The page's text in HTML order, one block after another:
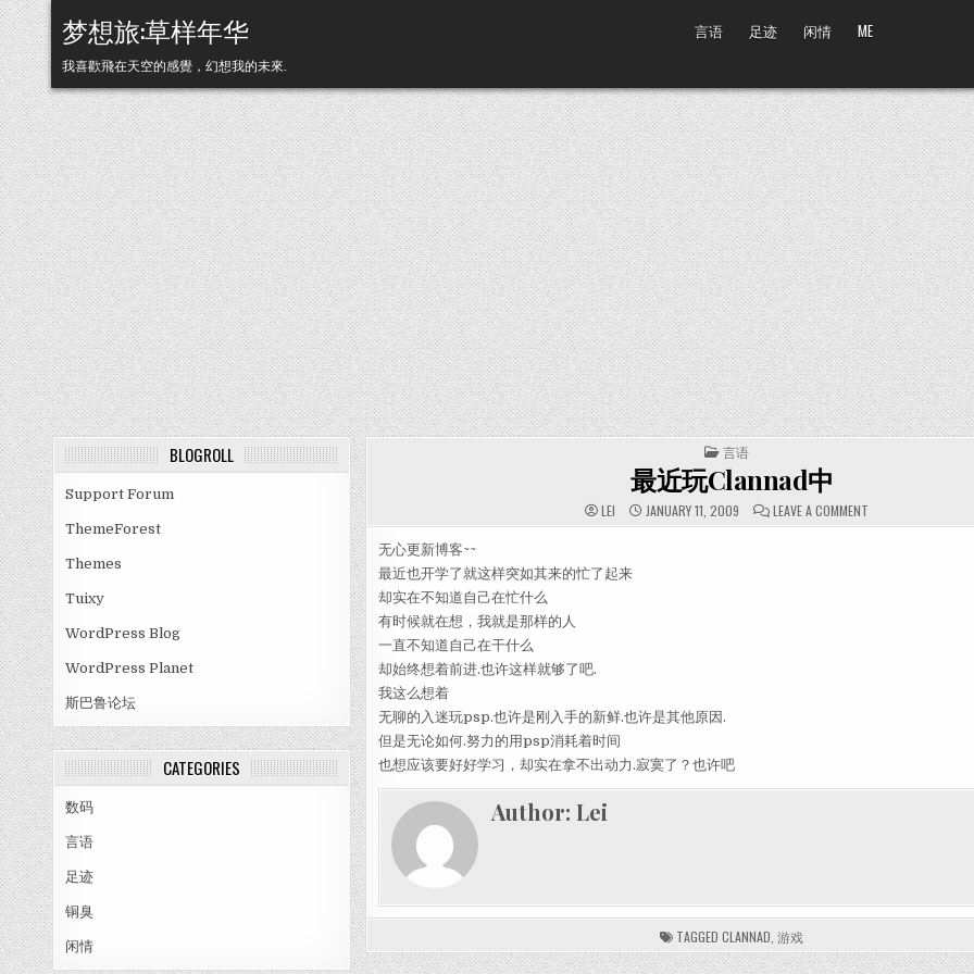
Skip to content
梦想旅:草样年华
我喜歡飛在天空的感覺，幻想我的未來.
言语 足迹 闲情 ME
BLOGROLL
Support Forum
ThemeForest
Themes
Tuixy
WordPress Blog
WordPress Planet
斯巴鲁论坛
CATEGORIES
数码
言语
足迹
铜臭
闲情
POSTED IN
言语
最近玩Clannad中
LEI JANUARY 11, 2009 LEAVE A COMMENTON 最近玩
无心更新博客~~
最近也开学了就这样突如其来的忙了起来
却实在不知道自己在忙什么
有时候就在想，我就是那样的人
一直不知道自己在干什么
却始终想着前进.也许这样就够了吧.
我这么想着
无聊的入迷玩psp.也许是刚入手的新鲜.也许是其他原因.
但是无论如何.努力的用psp消耗着时间
也想应该要好好学习，却实在拿不出动力.寂寞了？也许吧
Author: Lei
TAGGEDCLANNAD ,游戏